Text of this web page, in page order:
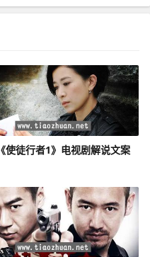
《使徒行者1》电视剧解说文案